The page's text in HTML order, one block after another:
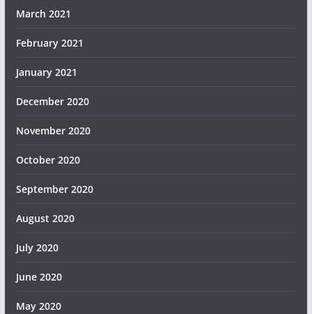
March 2021
February 2021
January 2021
December 2020
November 2020
October 2020
September 2020
August 2020
July 2020
June 2020
May 2020